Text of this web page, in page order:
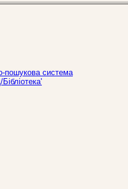
пошукова система